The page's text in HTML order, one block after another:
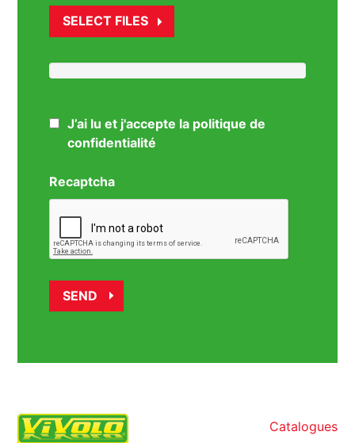
SELECT FILES
J’ai lu et j'accepte la politique de
confidentialité
Recaptcha
Catalogues